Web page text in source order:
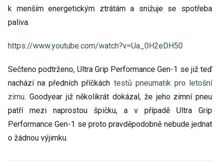
k menším energetickým ztrátám a snižuje se spotřeba
paliva.
https://www.youtube.com/watch?v=Ua_0H2eDH50
Sečteno podtrženo, Ultra Grip Performance Gen-1 se již teď
nachází na předních příčkách testů pneumatik pro letošní
zimu. Goodyear již několikrát dokázal, že jeho zimní pneu
patří mezi naprostou špičku, a v případě Ultra Grip
Performance Gen-1 se proto pravděpodobně nebude jednat
o žádnou výjimku.